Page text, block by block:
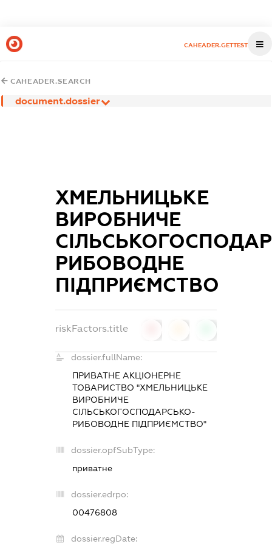
CAHEADER.GETTEST
CAHEADER.SEARCH
document.dossier
ХМЕЛЬНИЦЬКЕ
ВИРОБНИЧЕ
РИБОВОДНЕ
ПІДПРИЄМСТВО
riskFactors.title
dossier.fullName:
ПРИВАТНЕ АКЦІОНЕРНЕ
ТОВАРИСТВО "ХМЕЛЬНИЦЬКЕ
ВИРОБНИЧЕ
СІЛЬСЬКОГОСПОДАРСЬКО-
РИБОВОДНЕ ПІДПРИЄМСТВО"
dossier.opfSubType:
приватне
dossier.edrpo:
00476808
dossier.regDate: